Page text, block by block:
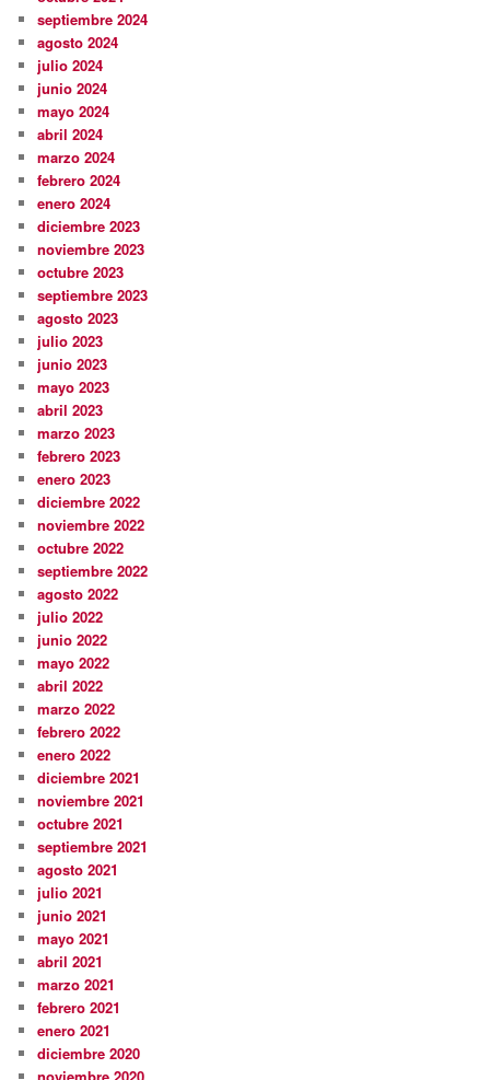
septiembre 2024
agosto 2024
julio 2024
junio 2024
mayo 2024
abril 2024
marzo 2024
febrero 2024
enero 2024
diciembre 2023
noviembre 2023
octubre 2023
septiembre 2023
agosto 2023
julio 2023
junio 2023
mayo 2023
abril 2023
marzo 2023
febrero 2023
enero 2023
diciembre 2022
noviembre 2022
octubre 2022
septiembre 2022
agosto 2022
julio 2022
junio 2022
mayo 2022
abril 2022
marzo 2022
febrero 2022
enero 2022
diciembre 2021
noviembre 2021
octubre 2021
septiembre 2021
agosto 2021
julio 2021
junio 2021
mayo 2021
abril 2021
marzo 2021
febrero 2021
enero 2021
diciembre 2020